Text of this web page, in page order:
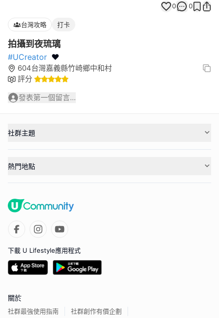
0 0
台灣攻略 打卡
拍攝到夜琉璃
#UCreator ❤️
604台灣嘉義縣竹崎鄉中和村
評分
發表第一個留言...
社群主題
熱門地點
下載 U Lifestyle應用程式
關於
社群最強使用指南 社群創作有價企劃